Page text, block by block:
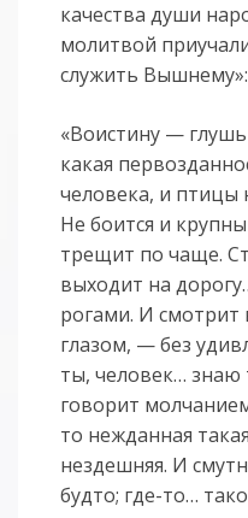
качества души
молитвой
служить Вышнему»:
«Воистину — глушь
какая
человека, и птицы
Не боится и
трещит по чаще.
выходит на
рогами. И
глазом, — без
ты, человек… знаю
говорит
то нежданная
нездешняя. И
будто; где-то…